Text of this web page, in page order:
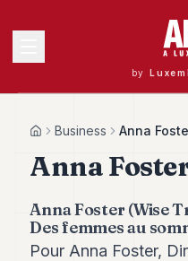
by
40
Andy
39
HomeBusiness Anna
Anna
Anna Foster (Wise
Des femmes au
Pour Anna Foster,